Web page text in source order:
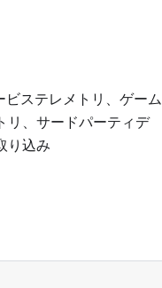
ビステレメトリ、ゲーム
リ、サードパーティデ
り込み